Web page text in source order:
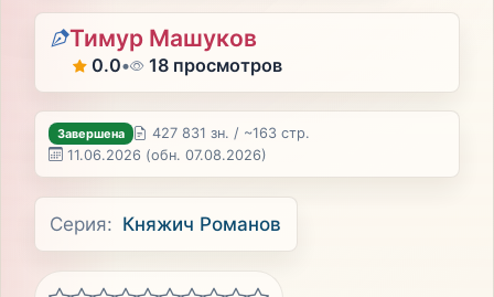
Тимур Машуков
0.0• 18 просмотров
Завершена
427 831 зн. / ~163 стр.
11.06.2026 (обн. 07.08.2026)
Серия: Княжич Романов